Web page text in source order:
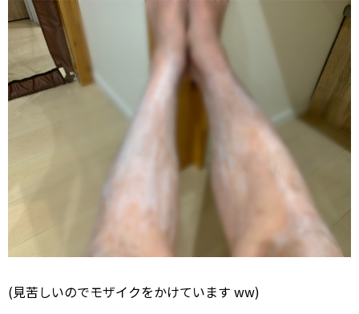
(見苦しいのでモザイクをかけています ww)